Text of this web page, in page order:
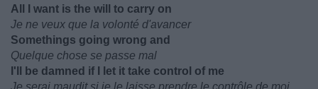
All I want is the will to carry on
Je ne veux que la volonté d'avancer
Somethings going wrong and
Quelque chose se passe mal
I'll be damned if I let it take control of me
Je serai maudit si je le laisse prendre le contrôle de moi